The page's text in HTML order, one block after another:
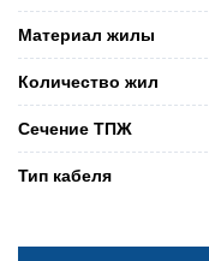
Материал жилы
Количество жил
Сечение ТПЖ
Тип кабеля